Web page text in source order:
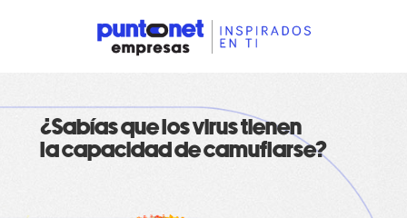
¿Sabías que los virus tienen
la capacidad de camuflarse?